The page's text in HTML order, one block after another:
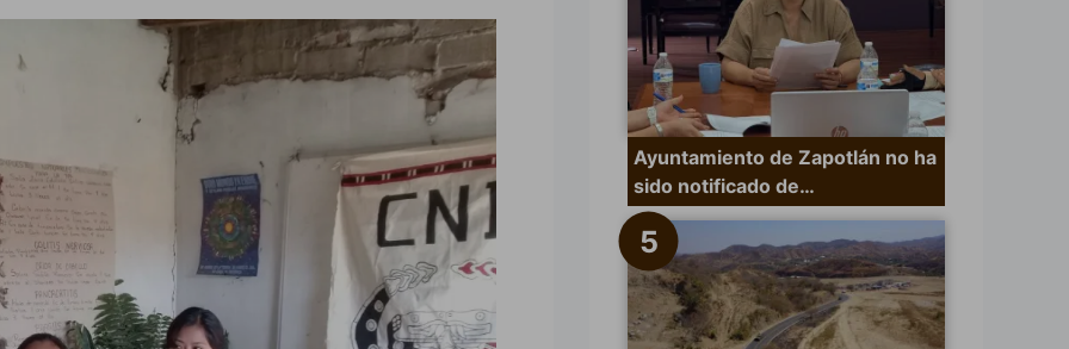
Ayuntamiento de Zapotlán no ha
sido notificado de…